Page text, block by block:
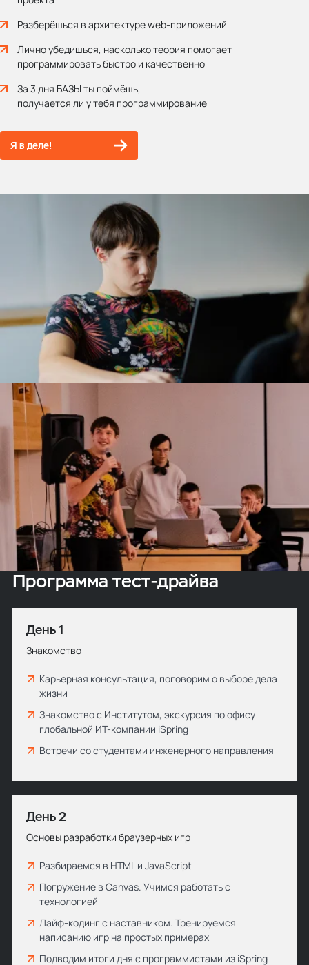
Разберёшься в архитектуре web‑приложений
Лично убедишься, насколько теория помогает
программировать быстро и качественно
За 3 дня БАЗЫ ты поймёшь,
получается ли у тебя программирование
Я в деле!
Программа тест-драйва
День 1
Знакомство
Карьерная консультация, поговорим о выборе дела
жизни
Знакомство с Институтом, экскурсия по офису
глобальной ИТ-компании iSpring
Встречи со студентами инженерного направления
День 2
Основы разработки браузерных игр
Разбираемся в HTML и JavaScript
Погружение в Canvas. Учимся работать с
технологией
Лайф-кодинг с наставником. Тренируемся
написанию игр на простых примерах
Подводим итоги дня с программистами из iSpring